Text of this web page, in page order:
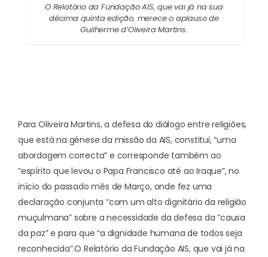
O Relatório da Fundação AIS, que vai já na sua
décima quinta edição, merece o aplauso de
Guilherme d’Oliveira Martins.
Para Oliveira Martins, a defesa do diálogo entre religiões,
que está na génese da missão da AIS, constitui, “uma
abordagem correcta” e corresponde também ao
“espírito que levou o Papa Francisco até ao Iraque”, no
início do passado mês de Março, onde fez uma
declaração conjunta “com um alto dignitário da religião
muçulmana” sobre a necessidade da defesa da “causa
da paz” e para que “a dignidade humana de todos seja
reconhecida”.O Relatório da Fundação AIS, que vai já na